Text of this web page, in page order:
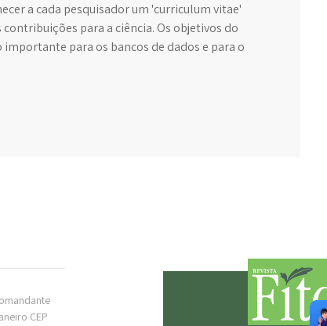
a cada pesquisador um 'curriculum vitae'
para a ciência. Os objetivos do
para os bancos de dados e para o
CEP